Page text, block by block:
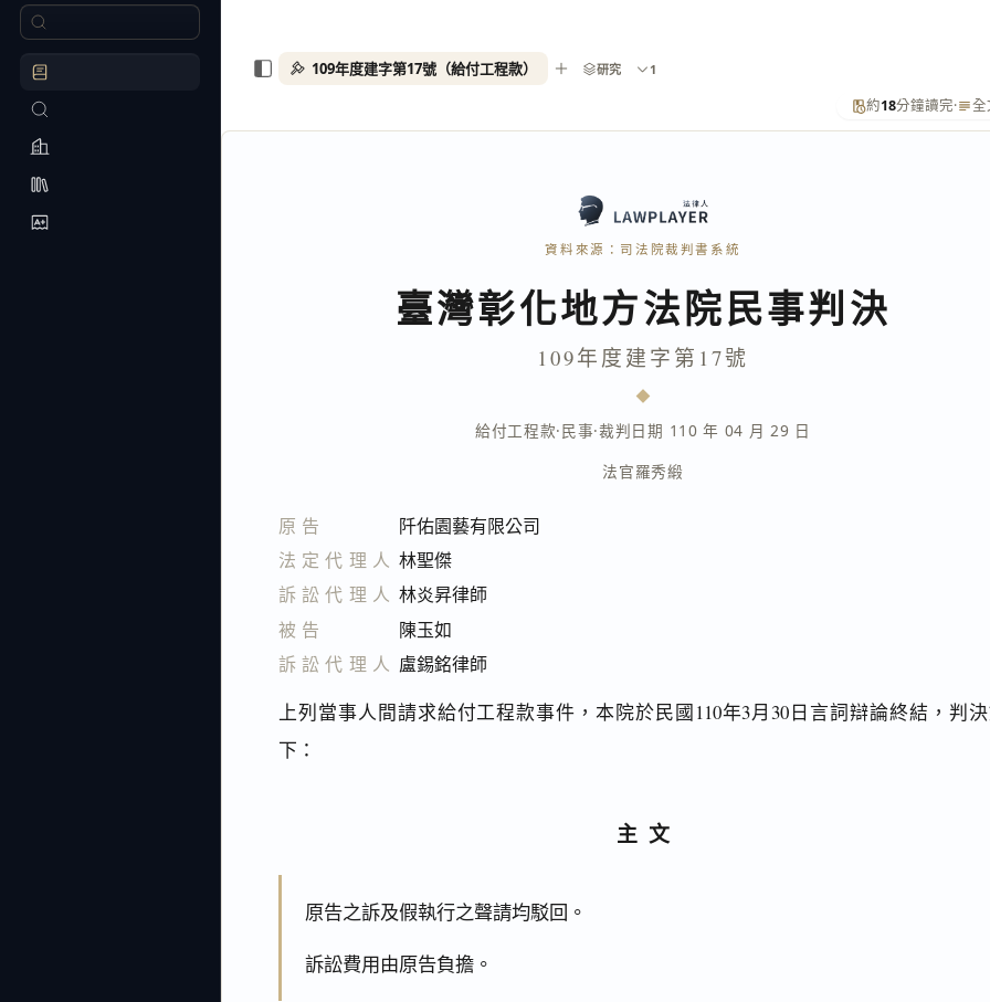
約18分鐘讀完· 全
資料來源：司法院裁判書系統
臺灣彰化地方法院民事判決
109年度建字第17號
給付工程款·民事·裁判日期 110 年 04 月 29 日
法官羅秀緞
原告
阡佑園藝有限公司
法定代理人 林聖傑
訴訟代理人 林炎昇律師
被告
陳玉如
訴訟代理人 盧錫銘律師
上列當事人間請求給付工程款事件，本院於民國110年3月30日言詞辯論終結，判
下：
主文
原告之訴及假執行之聲請均駁回。
訴訟費用由原告負擔。
109年度建字第17號（給付工程款） 研究 1